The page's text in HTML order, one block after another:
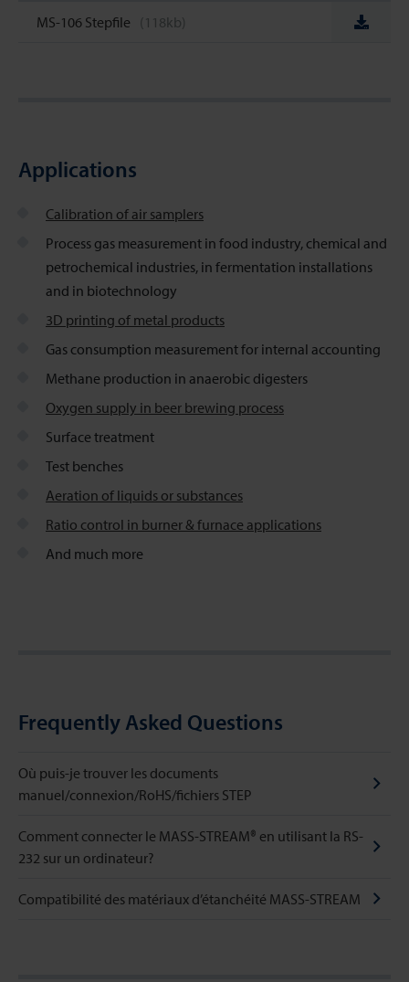
MS-106 Stepfile (118kb)
Applications
Calibration of air samplers
Process gas measurement in food industry, chemical and
petrochemical industries, in fermentation installations
and in biotechnology
3D printing of metal products
Gas consumption measurement for internal accounting
Methane production in anaerobic digesters
Oxygen supply in beer brewing process
Surface treatment
Test benches
Aeration of liquids or substances
Ratio control in burner & furnace applications
And much more
Frequently Asked Questions
Où puis-je trouver les documents
manuel/connexion/RoHS/fichiers STEP
Comment connecter le MASS-STREAM® en utilisant la RS-
232 sur un ordinateur?
Compatibilité des matériaux d’étanchéité MASS-STREAM